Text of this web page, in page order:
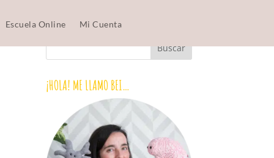
Escuela Online Mi Cuenta
¡HOLA! ME LLAMO BEI…